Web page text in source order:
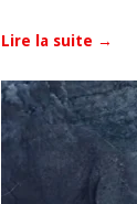
Lire la suite →